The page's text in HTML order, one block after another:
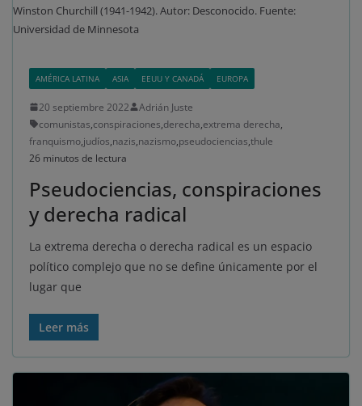
Winston Churchill (1941-1942). Autor: Desconocido. Fuente:
Universidad de Minnesota
AMÉRICA LATINA ASIA EEUU Y CANADÁ EUROPA
20 septiembre 2022
Adrián Juste
comunistas,conspiraciones,derecha,extrema derecha,
franquismo,judíos,nazis,nazismo,pseudociencias,thule
26 minutos de lectura
Pseudociencias, conspiraciones
y derecha radical
La extrema derecha o derecha radical es un espacio
político complejo que no se define únicamente por el
lugar que
Leer más